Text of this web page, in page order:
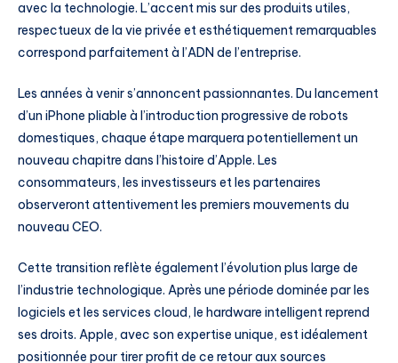
avec la technologie. L’accent mis sur des produits utiles,
respectueux de la vie privée et esthétiquement remarquables
correspond parfaitement à l’ADN de l’entreprise.
Les années à venir s’annoncent passionnantes. Du lancement
d’un iPhone pliable à l’introduction progressive de robots
domestiques, chaque étape marquera potentiellement un
nouveau chapitre dans l’histoire d’Apple. Les
consommateurs, les investisseurs et les partenaires
observeront attentivement les premiers mouvements du
nouveau CEO.
Cette transition reflète également l’évolution plus large de
l’industrie technologique. Après une période dominée par les
logiciels et les services cloud, le hardware intelligent reprend
ses droits. Apple, avec son expertise unique, est idéalement
positionnée pour tirer profit de ce retour aux sources